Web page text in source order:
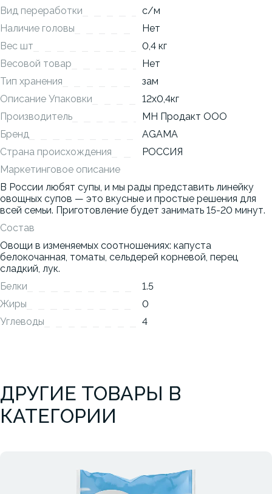
Вид переработки
с/м
Наличие головы
Нет
Вес шт
0,4 кг
Весовой товар
Нет
Тип хранения
зам
Описание Упаковки
12x0,4кг
Производитель
МН Продакт ООО
Бренд
AGAMA
Страна происхождения
РОССИЯ
Маркетинговое описание
В России любят супы, и мы рады представить линейку
овощных супов — это вкусные и простые решения для
всей семьи. Приготовление будет занимать 15-20 минут.
Состав
Овощи в изменяемых соотношениях: капуста
белокочанная, томаты, сельдерей корневой, перец
сладкий, лук.
Белки
1.5
Жиры
0
Углеводы
4
ДРУГИЕ ТОВАРЫ В
КАТЕГОРИИ